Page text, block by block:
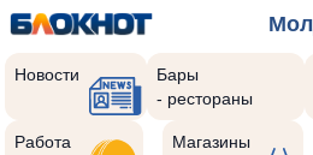
Новости
Бары
- рестораны
Работа Магазины